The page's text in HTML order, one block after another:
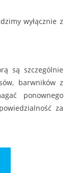
wyłącznie z
są szczególnie
barwników z
ponownego
za